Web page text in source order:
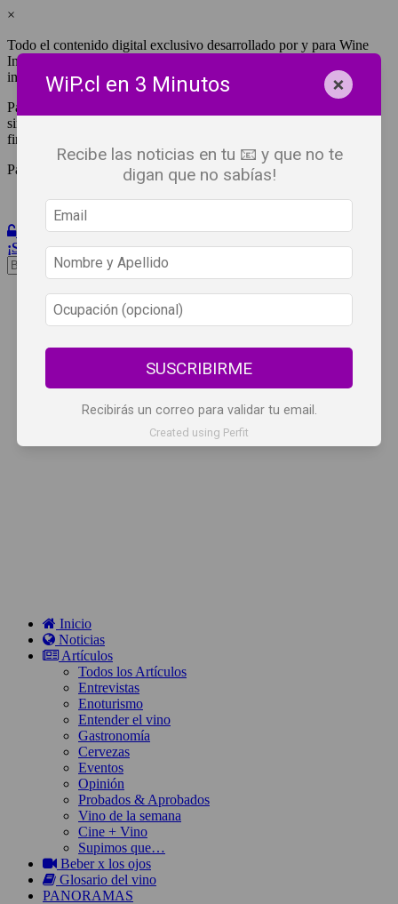
×
Todo el contenido digital exclusivo desarrollado por y para Wine
Independent Press Chile, cuenta con derechos de propiedad
intelectual.
Para tener acceso a una copia y/o impresión de cualquiera de ellos
sin fines de lucro, debes ser #SuscriptorWiP.^Para su réplica con
fines comerciales debes contactar al e-mail
Pagas una sola vez al año y disfrutas por 12 meses.
Iniciar Sesión
¡Suscribete! BeneficiosWiP
Buscar:
Síguenos
Inicio
Noticias
Artículos
Todos los Artículos
Entrevistas
Enoturismo
Entender el vino
Gastronomía
Cervezas
Eventos
Opinión
Probados & Aprobados
Vino de la semana
Cine + Vino
Supimos que…
Beber x los ojos
Glosario del vino
PANORAMAS
WiP.cl en 3 Minutos ×
Recibe las noticias en tu 📧 y que no te
digan que no sabías!
SUSCRIBIRME
Recibirás un correo para validar tu email.
Created using Perfit